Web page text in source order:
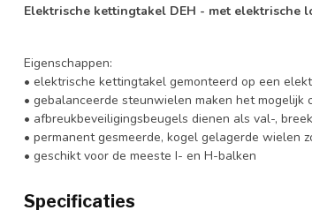
Elektrische kettingtakel DEH - met elektrische
Eigenschappen:
• elektrische kettingtakel gemonteerd op een
• gebalanceerde steunwielen maken het mogelijk
• afbreukbeveiligingsbeugels dienen als val-,
• permanent gesmeerde, kogel gelagerde wielen
• geschikt voor de meeste I- en H-balken
Specificaties